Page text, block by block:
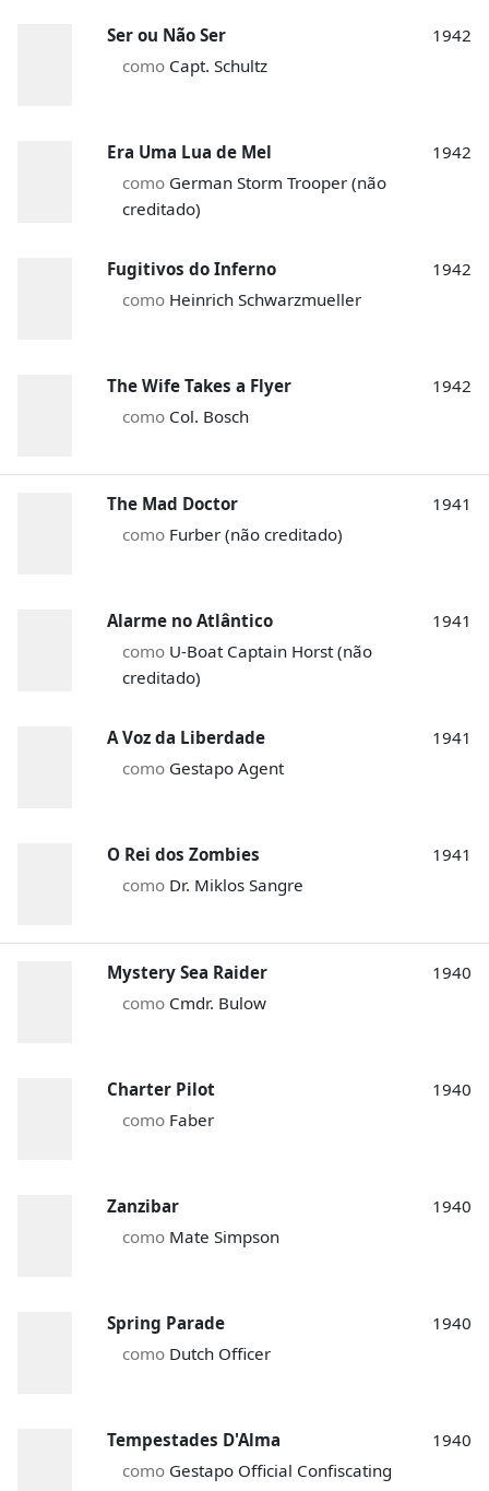
Ser ou Não Ser
como Capt. Schultz
1942
Era Uma Lua de Mel
como German Storm Trooper (não
creditado)
1942
Fugitivos do Inferno
como Heinrich Schwarzmueller
1942
The Wife Takes a Flyer
como Col. Bosch
1942
The Mad Doctor
como Furber (não creditado)
1941
Alarme no Atlântico
como U-Boat Captain Horst (não
creditado)
1941
A Voz da Liberdade
como Gestapo Agent
1941
O Rei dos Zombies
como Dr. Miklos Sangre
1941
Mystery Sea Raider
como Cmdr. Bulow
1940
Charter Pilot
como Faber
1940
Zanzibar
como Mate Simpson
1940
Spring Parade
como Dutch Officer
1940
Tempestades D'Alma
como Gestapo Official Confiscating
1940